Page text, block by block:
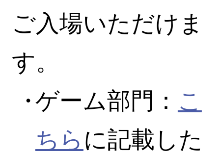
ご入場いただけま
す。
ゲーム部門： こ
ちら に記載した